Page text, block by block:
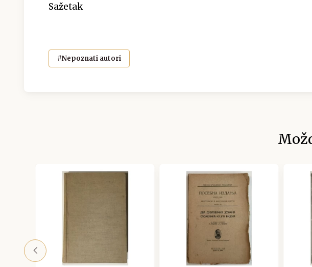
Sažetak
#Nepoznati autori